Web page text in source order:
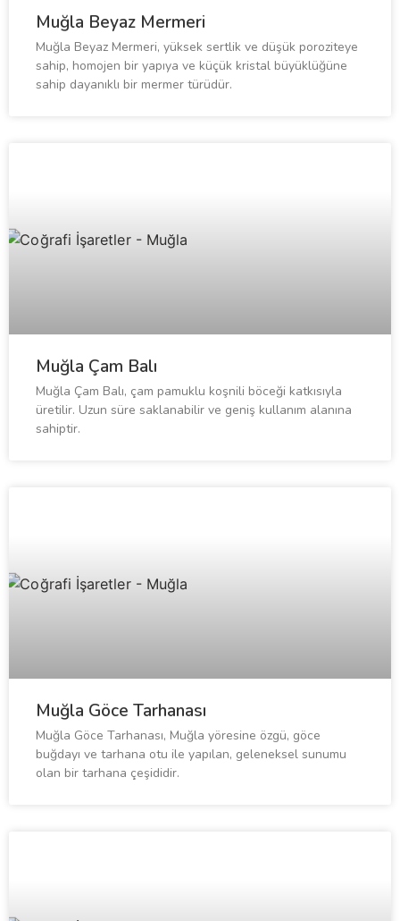
Muğla Beyaz Mermeri
Muğla Beyaz Mermeri, yüksek sertlik ve düşük poroziteye
sahip, homojen bir yapıya ve küçük kristal büyüklüğüne
sahip dayanıklı bir mermer türüdür.
Muğla Çam Balı
Muğla Çam Balı, çam pamuklu koşnili böceği katkısıyla
üretilir. Uzun süre saklanabilir ve geniş kullanım alanına
sahiptir.
Muğla Göce Tarhanası
Muğla Göce Tarhanası, Muğla yöresine özgü, göce
buğdayı ve tarhana otu ile yapılan, geleneksel sunumu
olan bir tarhana çeşididir.